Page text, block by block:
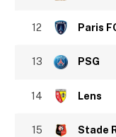
12 Paris
13 PSG
14 Lens
15 Stade